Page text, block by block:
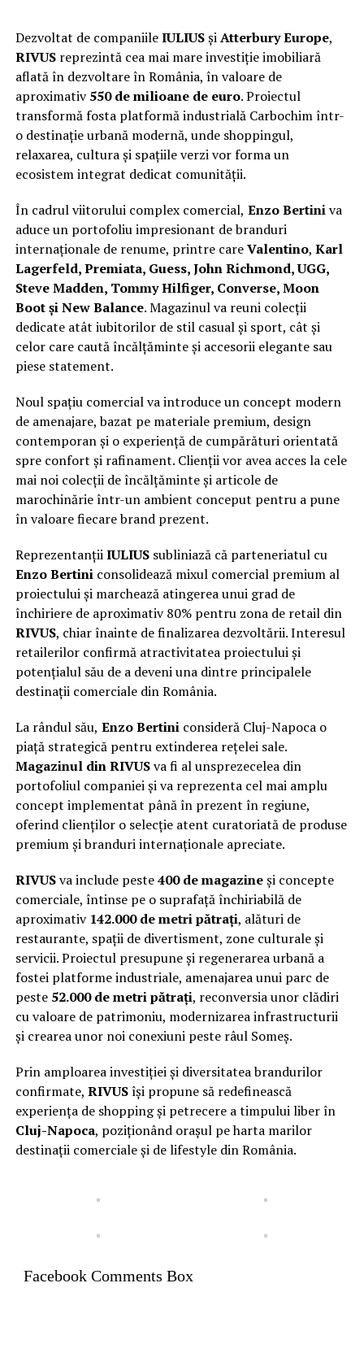
Dezvoltat de companiileIULIUSșiAtterbury Europe,
RIVUSreprezintă cea mai mare investiție imobiliară
aflată în dezvoltare în România, în valoare de
aproximativ550 de milioane de euro. Proiectul
transformă fosta platformă industrială Carbochim într-
o destinație urbană modernă, unde shoppingul,
relaxarea, cultura și spațiile verzi vor forma un
ecosistem integrat dedicat comunității.
În cadrul viitorului complex comercial, Enzo Bertiniva
aduce un portofoliu impresionant de branduri
internaționale de renume, printre careValentino, Karl
Lagerfeld, Premiata, Guess, John Richmond, UGG,
Steve Madden, Tommy Hilfiger, Converse, Moon
Boot și New Balance. Magazinul va reuni colecții
dedicate atât iubitorilor de stil casual și sport, cât și
celor care caută încălțăminte și accesorii elegante sau
piese statement.
Noul spațiu comercial va introduce un concept modern
de amenajare, bazat pe materiale premium, design
contemporan și o experiență de cumpărături orientată
spre confort și rafinament. Clienții vor avea acces la cele
mai noi colecții de încălțăminte și articole de
marochinărie într-un ambient conceput pentru a pune
în valoare fiecare brand prezent.
ReprezentanțiiIULIUSsubliniază că parteneriatul cu
Enzo Bertiniconsolidează mixul comercial premium al
proiectului și marchează atingerea unui grad de
închiriere de aproximativ 80% pentru zona de retail din
RIVUS, chiar înainte de finalizarea dezvoltării. Interesul
retailerilor confirmă atractivitatea proiectului și
potențialul său de a deveni una dintre principalele
destinații comerciale din România.
La rândul său, Enzo Bertiniconsideră Cluj-Napoca o
piață strategică pentru extinderea rețelei sale.
Magazinul din RIVUSva fi al unsprezecelea din
portofoliul companiei și va reprezenta cel mai amplu
concept implementat până în prezent în regiune,
oferind clienților o selecție atent curatoriată de produse
premium și branduri internaționale apreciate.
RIVUSva include peste400 de magazineși concepte
comerciale, întinse pe o suprafață închiriabilă de
aproximativ 142.000 de metri pătrați, alături de
restaurante, spații de divertisment, zone culturale și
servicii. Proiectul presupune și regenerarea urbană a
fostei platforme industriale, amenajarea unui parc de
peste 52.000 de metri pătrați, reconversia unor clădiri
cu valoare de patrimoniu, modernizarea infrastructurii
și crearea unor noi conexiuni peste râul Someș.
Prin amploarea investiției și diversitatea brandurilor
confirmate, RIVUSîși propune să redefinească
experiența de shopping și petrecere a timpului liber în
Cluj-Napoca, poziționând orașul pe harta marilor
destinații comerciale și de lifestyle din România.
Facebook Comments Box